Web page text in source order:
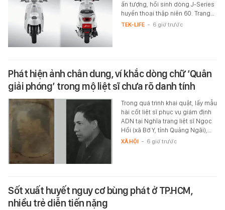
ấn tượng, hồi sinh dòng J-Series
huyền thoại thập niên 60. Trang…
TEK-LIFE - 6 giờ trước
Phát hiện ảnh chân dung, ví khắc dòng chữ ‘Quân
giải phóng’ trong mộ liệt sĩ chưa rõ danh tính
Trong quá trình khai quật, lấy mẫu
hài cốt liệt sĩ phục vụ giám định
ADN tại Nghĩa trang liệt sĩ Ngọc
Hồi (xã Bờ Y, tỉnh Quảng Ngãi),…
XÃ HỘI - 6 giờ trước
Sốt xuất huyết nguy cơ bùng phát ở TP.HCM,
nhiều trẻ diễn tiến nặng